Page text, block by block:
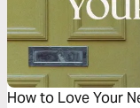
How to Love Your